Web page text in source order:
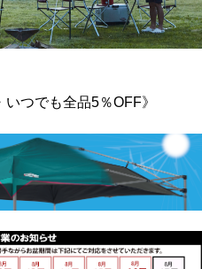
つでも全品5％OFF》